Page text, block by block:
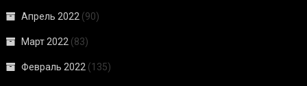
Апрель 2022 (90)
Март 2022 (83)
Февраль 2022 (135)